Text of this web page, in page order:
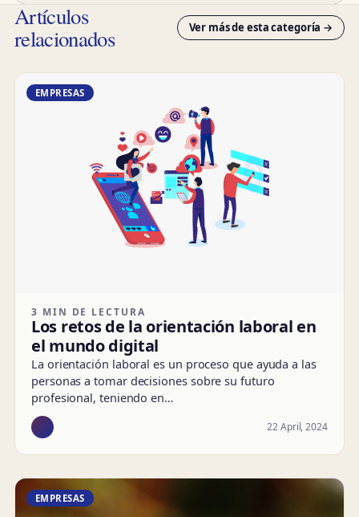
Artículos
relacionados Ver más de esta categoría →
EMPRESAS
3 MIN DE LECTURA
Los retos de la orientación laboral en
el mundo digital
La orientación laboral es un proceso que ayuda a las
personas a tomar decisiones sobre su futuro
profesional, teniendo en…
22 April, 2024
EMPRESAS